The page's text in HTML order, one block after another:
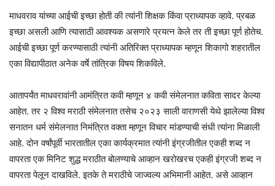
माधवराव यांच्या आईची इच्छा होती की त्यांनी शिक्षक किंवा प्राध्यापक व्हावे. प्रबळ
इच्छा असली आणि त्यासाठी आवश्यक असणारे प्रयत्न केले तर ती इच्छा पूर्ण होतेच.
आईची इच्छा पूर्ण करण्यासाठी त्यांनी अतिरिक्त प्राध्यापक म्हणून शिकागो शहरातील
एका विद्यापीठात अनेक वर्षे तांत्रिक विषय शिकविले.
आतापर्यंत माधवरावांनी आमंत्रित कवी म्हणून ४ कवी संमेलनात कविता सादर केल्या
आहेत. तर २ विश्व मराठी संमेलनात तसेच २०२३ साली वाराणसी येथे झालेल्या विश्व
सनातन धर्म संमेलनात निमंत्रित वक्ता म्हणून विचार मांडण्याची संधी त्यांना मिळाली
आहे. दोन वर्षांपूर्वी भारतातील एका कार्यक्रमात त्यांनी इंग्रजीतील एकही शब्द न
वापरता एक मिनिट शुद्ध मराठीत बोलण्याचे आव्हान खरोखरच एकही इंग्रजी शब्द न
वापरता पेलून दाखविले. इतके ते मराठीचे जाज्वल्य अभिमानी आहेत. असे आव्हान